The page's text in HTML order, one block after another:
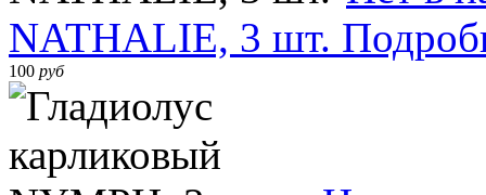
NATHALIE, 3 шт.
100 руб